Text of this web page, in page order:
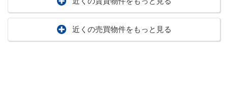
近くの売買物件をもっと見る